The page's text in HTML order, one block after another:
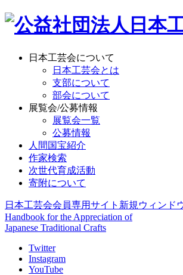
日本工芸会について
日本工芸会とは
支部について
部会について
展覧会/公募情報
展覧会一覧
公募情報
人間国宝紹介
作家検索
次世代育成活動
寄附について
日本工芸会会員専用サイト 新規ウィンド
Handbook for the Appreciation of
Japanese Traditional Crafts
Twitter
Instagram
YouTube